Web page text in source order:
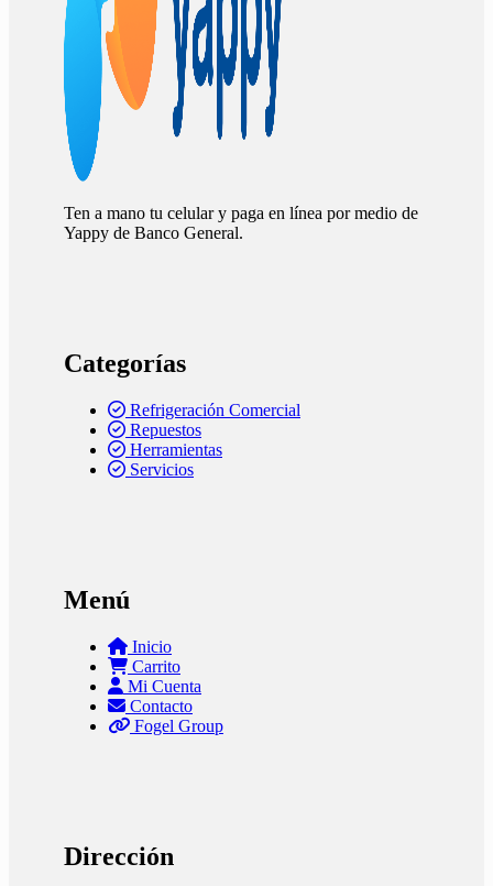
Ten a mano tu celular y paga en línea por medio de
Yappy de Banco General.
Categorías
Refrigeración Comercial
Repuestos
Herramientas
Servicios
Menú
Inicio
Carrito
Mi Cuenta
Contacto
Fogel Group
Dirección